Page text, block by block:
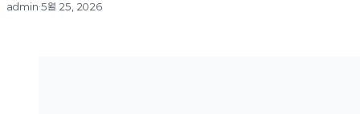
admin·5월 25, 2026